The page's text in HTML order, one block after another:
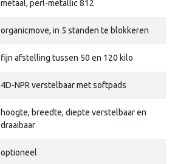
metaal, perl-metallic 812
organicmove, in 5 standen te blokkeren
fijn afstelling tussen 50 en 120 kilo
4D-NPR verstelbaar met softpads
hoogte, breedte, diepte verstelbaar en
draaibaar
optioneel